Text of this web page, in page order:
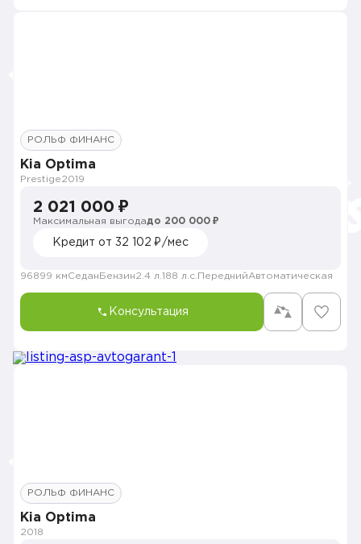
РОЛЬФ ФИНАНС
Kia Optima
Prestige2019
2 021 000 ₽
Максимальная выгодадо 200 000 ₽
Кредит от 32 102 ₽/мес
96899 кмСедан Бензин2.4 л. 188 л.с. ПереднийАвтоматическая
Консультация
РОЛЬФ ФИНАНС
Kia Optima
2018